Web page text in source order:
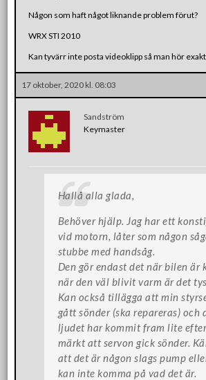
Någon som haft något liknande problem förut?
WRX STI 2010
Kan tyvärr inte posta videoklipp så man hör
17 oktober, 2020 kl. 08:03
Sandström
Keymaster
Hallå alla glada,
Behöver hjälp. Jag har ett
vid motorn, låter som någon
stubbe med handsåg.
Den gör endast det när bilen är
när den väl blivit varm är det
Kan också tillägga att min
gått sönder (ska repareras) och
ljudet har kommit fram lite
märkt att servon gick sönder.
att det är någon slags pump
kan inte komma på vad det är.